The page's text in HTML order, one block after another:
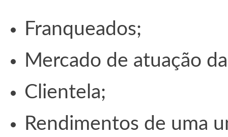
Franqueados;
Mercado de atuação
Clientela;
Rendimentos de uma